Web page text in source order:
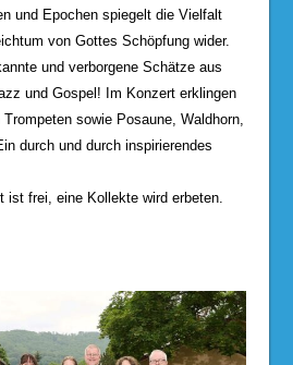
und Epochen spiegelt die Vielfalt
von Gottes Schöpfung wider.
und verborgene Schätze aus
und Gospel! Im Konzert erklingen
sowie Posaune, Waldhorn,
durch und durch inspirierendes
ist frei, eine Kollekte wird erbeten.